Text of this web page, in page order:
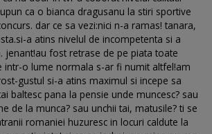
ca o bianca dragusanu la stiri sportive
dar ce sa vezi:nici n-a ramas! tanara,
a atins nivelul de incompetenta si a
jenant!au fost retrase de pe piata toate
intr-o lume normala s-ar fi numit altfel!am
gustul si-a atins maximul si incepe sa
baltesc pana la pensie unde muncesc? sau
de la munca? sau unchii tai, matusile? ti se
romaniei huzuresc in locuri caldute la